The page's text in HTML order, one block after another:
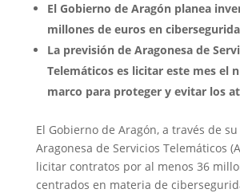
El Gobierno de Aragón planea
millones de euros en
La previsión de Aragonesa de
Telemáticos es licitar este mes el
marco para proteger y evitar los
El Gobierno de Aragón, a través de
Aragonesa de Servicios Telemáticos
licitar contratos por al menos 36
centrados en materia de